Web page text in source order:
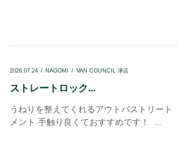
2026.07.24 NAGOMI VAN COUNCIL 津店
ストレートロック...
うねりを整えてくれるアウトバストリート
メント 手触り良くておすすめです！ ...